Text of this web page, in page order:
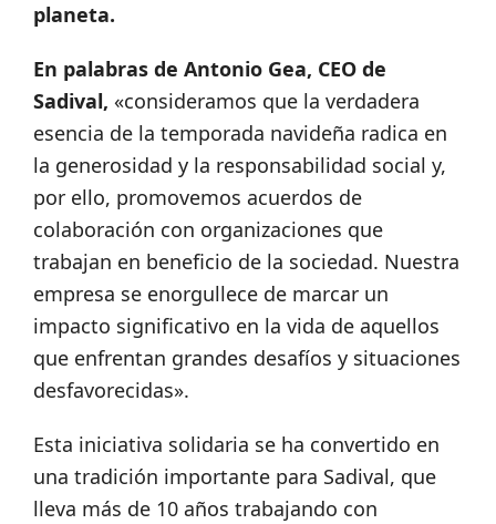
planeta.
En palabras de Antonio Gea, CEO de
Sadival, «consideramos que la verdadera
esencia de la temporada navideña radica en
la generosidad y la responsabilidad social y,
por ello, promovemos acuerdos de
colaboración con organizaciones que
trabajan en beneficio de la sociedad. Nuestra
empresa se enorgullece de marcar un
impacto significativo en la vida de aquellos
que enfrentan grandes desafíos y situaciones
desfavorecidas».
Esta iniciativa solidaria se ha convertido en
una tradición importante para Sadival, que
lleva más de 10 años trabajando con